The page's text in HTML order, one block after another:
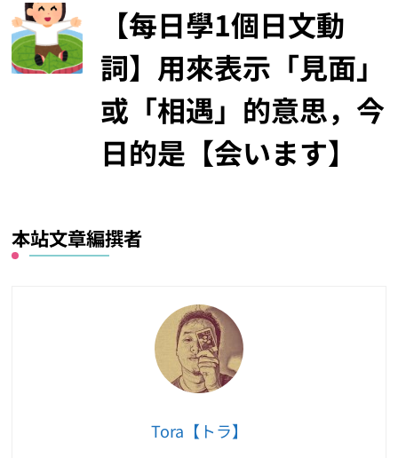
【每日學1個日文動
詞】用來表示「見面」
或「相遇」的意思，今
日的是【会います】
本站文章編撰者
Tora【トラ】